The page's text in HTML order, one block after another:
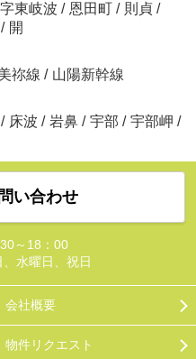
東岐波 / 恩田町 / 則貞 /
/ 開
祢線 / 山陽新幹線
/ 床波 / 岩鼻 / 宇部 / 宇部岬 /
い合わせ
～18：00
水曜日、祝日
会社概要
物件リクエスト